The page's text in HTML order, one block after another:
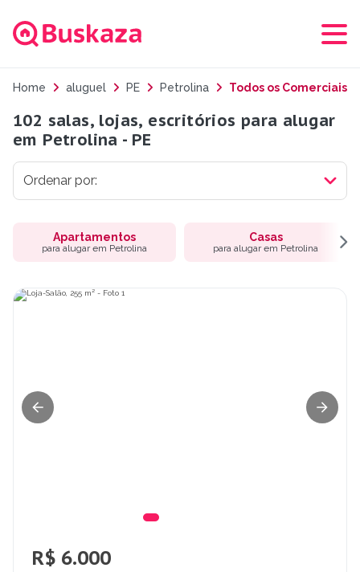
Home aluguel PE Petrolina Todos os Comerciais
102 salas, lojas, escritórios para alugar
em Petrolina - PE
Apartamentos
para alugar em Petrolina
Casas
para alugar em Petrolina
R$ 6.000